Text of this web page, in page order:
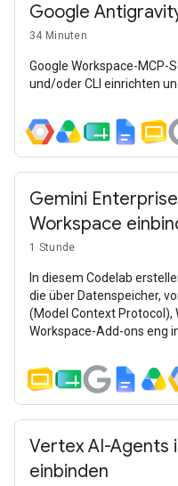
Google
34 Minuten
Google Workspace-MCP-
und/oder CLI einrichten
Gemini
Workspace
1 Stunde
In diesem Codelab
die über Datenspeicher,
(Model Context Protocol),
Workspace-Add-ons eng
Gemini Enterprise Agent
Agent Development Kit
Vertex AI-Agents
einbinden